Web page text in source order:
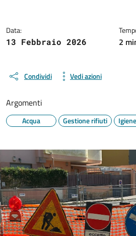
Data:
13 Febbraio 2026
2
Condividi Vedi azioni
Argomenti
Acqua Gestione rifiuti